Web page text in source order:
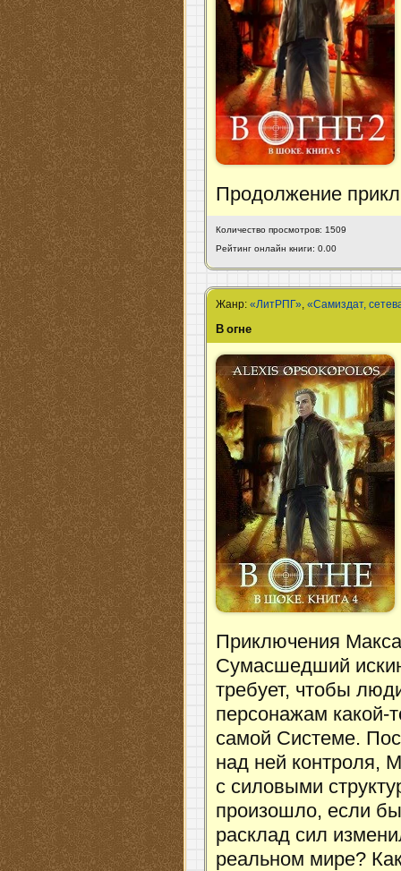
Продолжение
Количество просмотров: 1509
Рейтинг онлайн книги: 0.00
Жанр:«ЛитРПГ»,«Самиздат,
В огне
Приключения
Сумасшедший искин
требует, чтобы
персонажам какой-
самой Системе.
над ней контроля,
с силовыми
произошло, если
расклад сил
реальном мире?